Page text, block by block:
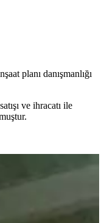
planı danışmanlığı
ve ihracatı ile